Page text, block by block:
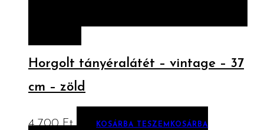
Horgolt tányéralátét – vintage – 37
cm – zöld
4 700Ft KOSÁRBA TESZEM KOSÁRBA